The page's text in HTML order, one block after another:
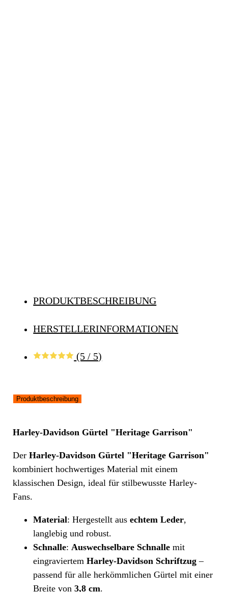
PRODUKTBESCHREIBUNG
HERSTELLERINFORMATIONEN
(5 / 5)
Produktbeschreibung
Harley-Davidson Gürtel "Heritage Garrison"
DerHarley-Davidson Gürtel "Heritage Garrison"
kombiniert hochwertiges Material mit einem
klassischen Design, ideal für stilbewusste Harley-
Fans.
Material: Hergestellt ausechtem Leder,
langlebig und robust.
Schnalle:Auswechselbare Schnalle mit
eingraviertemHarley-Davidson Schriftzug –
passend für alle herkömmlichen Gürtel mit einer
Breite von3,8 cm.